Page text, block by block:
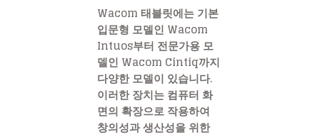
Wacom 태블릿에는 기본
입문형 모델인 Wacom
Intuos부터 전문가용 모
델인 Wacom Cintiq까지
다양한 모델이 있습니다.
이러한 장치는 컴퓨터 화
면의 확장으로 작용하여
창의성과 생산성을 위한